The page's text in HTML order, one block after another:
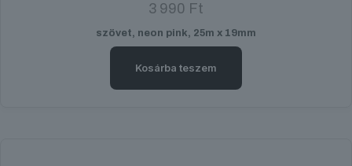
3 990 Ft
szövet, neon pink, 25m x 19mm
Kosárba teszem